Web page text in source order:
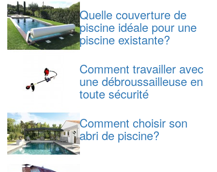
Quelle couverture de
piscine idéale pour une
piscine existante?
Comment travailler avec
une débroussailleuse en
toute sécurité
Comment choisir son
abri de piscine?